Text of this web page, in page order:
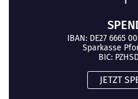
IBAN: DE27 6665
Sparkasse
BIC:
JETZT